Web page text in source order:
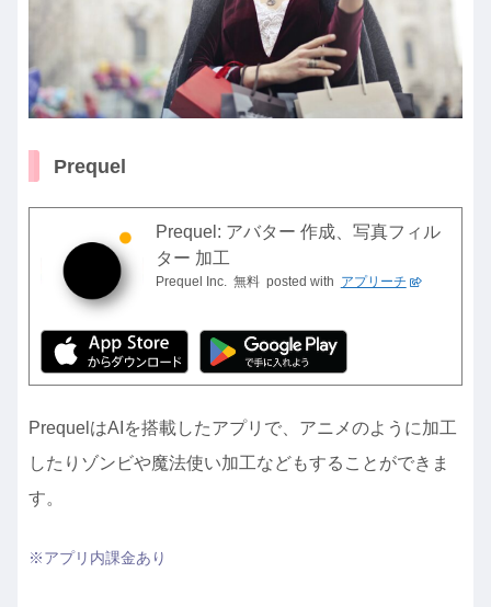
Prequel
Prequel: アバター 作成、写真フィル
ター 加工
Prequel Inc. 無料 posted with アプリーチ
PrequelはAIを搭載したアプリで、アニメのように加工
したりゾンビや魔法使い加工などもすることができま
す。
※アプリ内課金あり